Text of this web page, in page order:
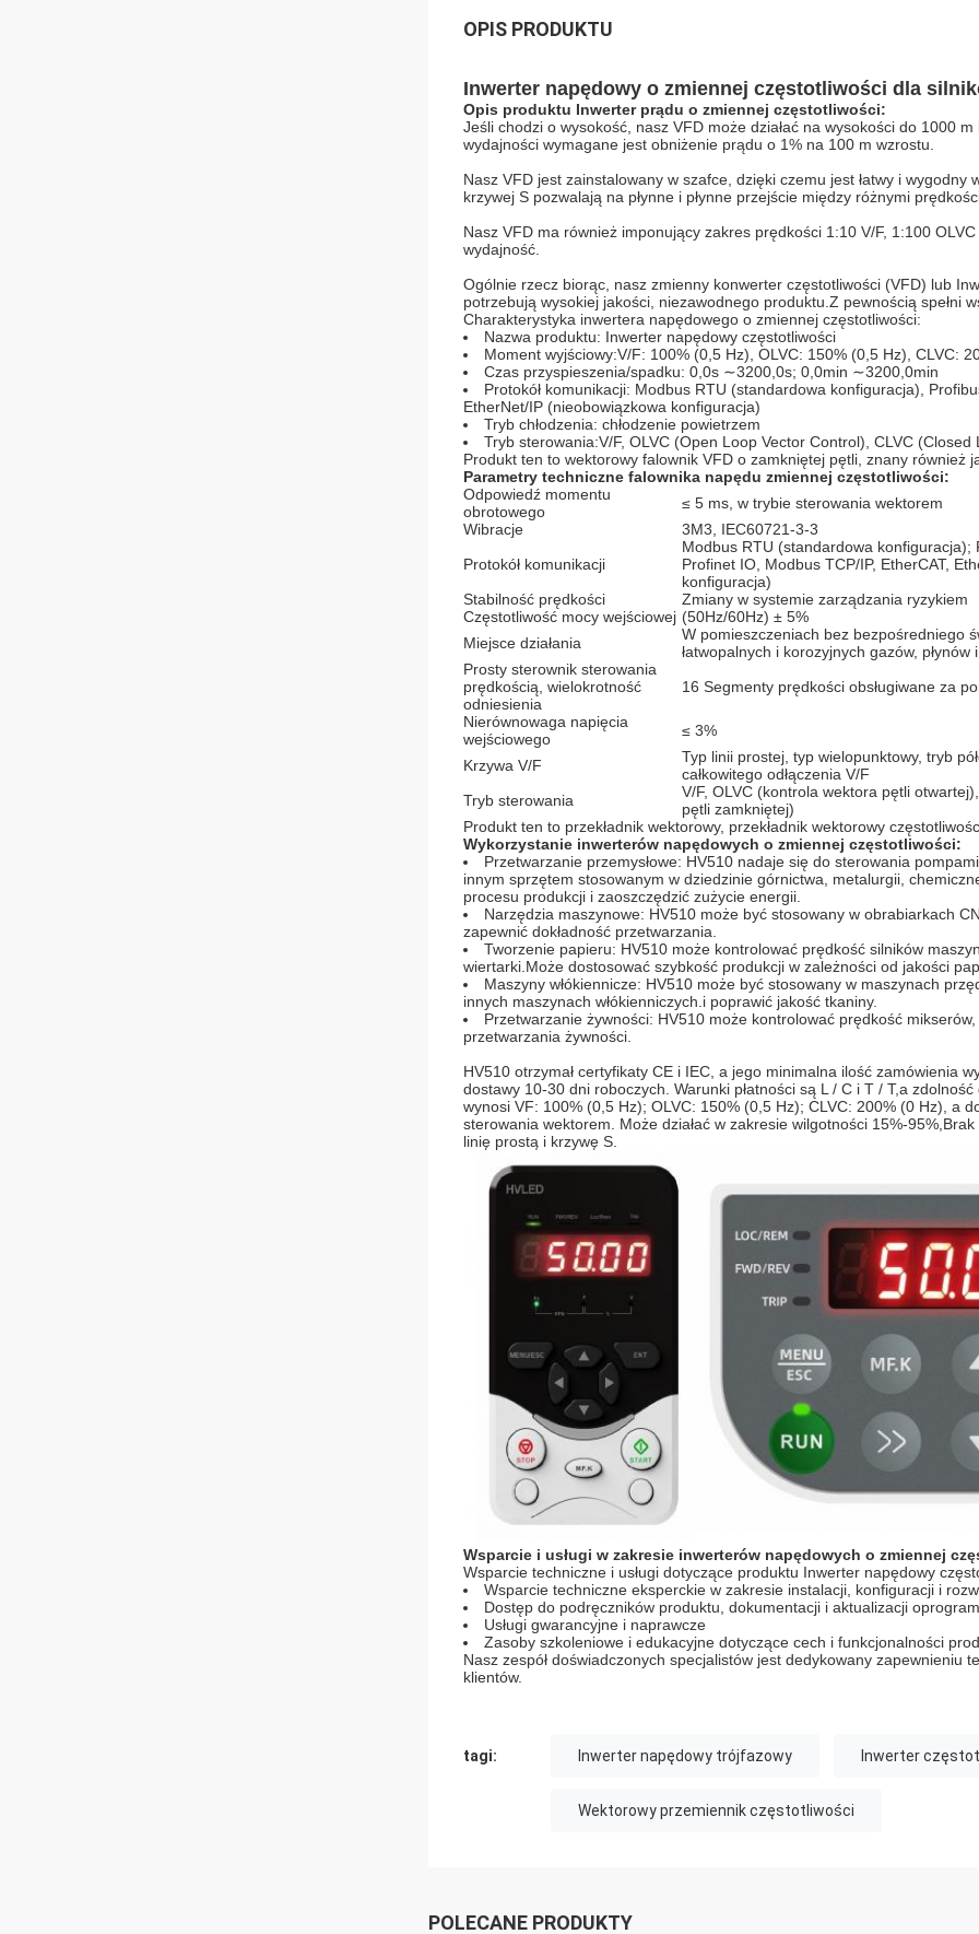
OPIS PRODUKTU
Inwerter napędowy o zmiennej częstotliwości dla
Opis produktu Inwerter prądu o zmiennej częstotliwości:
Jeśli chodzi o wysokość, nasz VFD może działać na wysokości do 1000
wydajności wymagane jest obniżenie prądu o 1% na 100 m wzrostu.
Nasz VFD jest zainstalowany w szafce, dzięki czemu jest łatwy i
krzywej S pozwalają na płynne i płynne przejście między różnymi
Nasz VFD ma również imponujący zakres prędkości 1:10 V/F, 1:100
wydajność.
Ogólnie rzecz biorąc, nasz zmienny konwerter częstotliwości (VFD) lub
potrzebują wysokiej jakości, niezawodnego produktu.Z pewnością spełni
Charakterystyka inwertera napędowego o zmiennej częstotliwości:
Nazwa produktu: Inwerter napędowy częstotliwości
Moment wyjściowy:V/F: 100% (0,5 Hz), OLVC: 150% (0,5 Hz), CLVC:
Czas przyspieszenia/spadku: 0,0s ∼3200,0s; 0,0min ∼3200,0min
Protokół komunikacji: Modbus RTU (standardowa konfiguracja),
EtherNet/IP (nieobowiązkowa konfiguracja)
Tryb chłodzenia: chłodzenie powietrzem
Tryb sterowania:V/F, OLVC (Open Loop Vector Control), CLVC (Closed
Produkt ten to wektorowy falownik VFD o zamkniętej pętli, znany również
Parametry techniczne falownika napędu zmiennej częstotliwości:
Odpowiedź momentu
obrotowego
≤ 5 ms, w trybie sterowania wektorem
Wibracje
3M3, IEC60721-3-3
Protokół komunikacji
Modbus RTU (standardowa konfiguracja);
Profinet IO, Modbus TCP/IP, EtherCAT,
konfiguracja)
Stabilność prędkości
Zmiany w systemie zarządzania ryzykiem
Częstotliwość mocy wejściowej (50Hz/60Hz) ± 5%
Miejsce działania
W pomieszczeniach bez bezpośredniego
łatwopalnych i korozyjnych gazów,
Prosty sterownik sterowania
prędkością, wielokrotność
odniesienia
16 Segmenty prędkości obsługiwane za
Nierównowaga napięcia
wejściowego
≤ 3%
Krzywa V/F
Typ linii prostej, typ wielopunktowy, tryb
całkowitego odłączenia V/F
Tryb sterowania
V/F, OLVC (kontrola wektora pętli
pętli zamkniętej)
Produkt ten to przekładnik wektorowy, przekładnik wektorowy
Wykorzystanie inwerterów napędowych o zmiennej częstotliwości:
Przetwarzanie przemysłowe: HV510 nadaje się do sterowania
innym sprzętem stosowanym w dziedzinie górnictwa, metalurgii,
procesu produkcji i zaoszczędzić zużycie energii.
Narzędzia maszynowe: HV510 może być stosowany w obrabiarkach
zapewnić dokładność przetwarzania.
Tworzenie papieru: HV510 może kontrolować prędkość silników
wiertarki.Może dostosować szybkość produkcji w zależności od jakości
Maszyny włókiennicze: HV510 może być stosowany w maszynach
innych maszynach włókienniczych.i poprawić jakość tkaniny.
Przetwarzanie żywności: HV510 może kontrolować prędkość
przetwarzania żywności.
HV510 otrzymał certyfikaty CE i IEC, a jego minimalna ilość zamówienia
dostawy 10-30 dni roboczych. Warunki płatności są L / C i T / T,a
wynosi VF: 100% (0,5 Hz); OLVC: 150% (0,5 Hz); CLVC: 200% (0 Hz), a
sterowania wektorem. Może działać w zakresie wilgotności 15%-
linię prostą i krzywę S.
Wsparcie i usługi w zakresie inwerterów napędowych o zmiennej
Wsparcie techniczne i usługi dotyczące produktu Inwerter napędowy
Wsparcie techniczne eksperckie w zakresie instalacji, konfiguracji i
Dostęp do podręczników produktu, dokumentacji i aktualizacji
Usługi gwarancyjne i naprawcze
Zasoby szkoleniowe i edukacyjne dotyczące cech i funkcjonalności
Nasz zespół doświadczonych specjalistów jest dedykowany zapewnieniu
klientów.
tagi: Inwerter napędowy trójfazowy Inwerter
Wektorowy przemiennik częstotliwości
POLECANE PRODUKTY